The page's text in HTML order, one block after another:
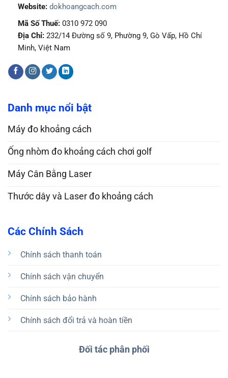
Website: dokhoangcach.com
Mã Số Thuế: 0310 972 090
Địa Chỉ: 232/14 Đường số 9, Phường 9, Gò Vấp, Hồ Chí
Minh, Việt Nam
Các Chính Sách
Chính sách thanh toán
Chính sách vận chuyển
Chính sách bảo hành
Chính sách đổi trả và hoàn tiền
Đối tác phân phối
Danh mục nổi bật
Máy đo khoảng cách
Ống nhòm đo khoảng cách chơi golf
Máy Cân Bằng Laser
Thước dây và Laser đo khoảng cách